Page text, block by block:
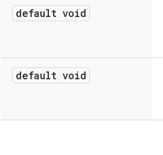
default void
default void